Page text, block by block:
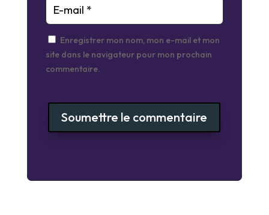
Enregistrer mon nom, mon e-mail et mon
site dans le navigateur pour mon prochain
commentaire.
Soumettre le commentaire